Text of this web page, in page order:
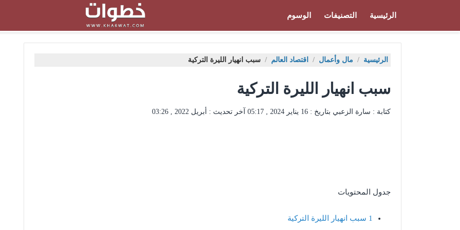
الرئيسية التصنيفات الوسوم
الرئيسية / مال وأعمال / اقتصاد العالم / سبب انهيار الليرة التركية
سبب انهيار الليرة التركية
كتابة : سارة الزعبي بتاريخ : 16 يناير 2024 , 05:17 آخر تحديث : أبريل 2022 , 03:26
جدول المحتويات
1 سبب انهيار الليرة التركية